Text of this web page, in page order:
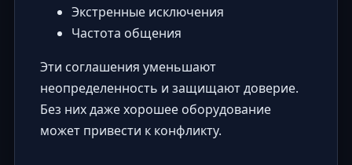
Экстренные исключения
Частота общения
Эти соглашения уменьшают
неопределенность и защищают доверие.
Без них даже хорошее оборудование
может привести к конфликту.